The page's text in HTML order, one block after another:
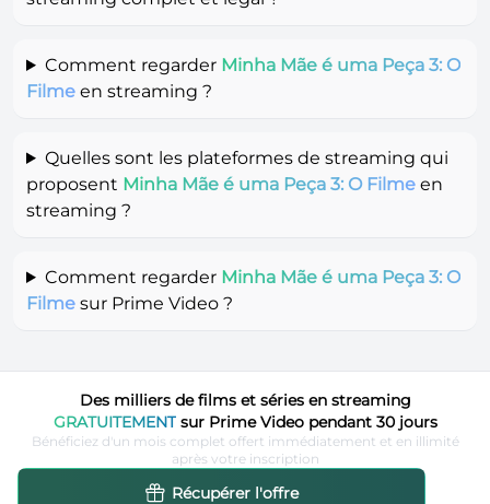
Comment regarder Minha Mãe é uma Peça 3: O
Filme en streaming ?
Quelles sont les plateformes de streaming qui
proposent Minha Mãe é uma Peça 3: O Filme en
streaming ?
Comment regarder Minha Mãe é uma Peça 3: O
Filme sur Prime Video ?
Des milliers de films et séries en streaming
GRATUITEMENTsur Prime Video pendant 30 jours
Bénéficiez d'un mois complet offert immédiatement et en illimité
après votre inscription
Récupérer l'offre